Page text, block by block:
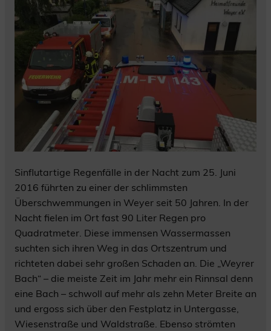
Sinflutartige Regenfälle in der Nacht zum 25. Juni
2016 führten zu einer der schlimmsten
Überschwemmungen in Weyer seit 50 Jahren. In der
Nacht fielen im Ort fast 90 Liter Regen pro
Quadratmeter. Diese immensen Wassermassen
suchten sich ihren Weg in das Ortszentrum und
richteten dabei sehr großen Schaden an. Die „Weyrer
Bach“ – die meiste Zeit im Jahr mehr ein Rinnsal denn
eine Bach – schwoll auf mehr als zehn Meter Breite an
und ergoss sich über den Festplatz in Untergasse,
Wiesenstraße und Waldstraße. Ebenso strömten